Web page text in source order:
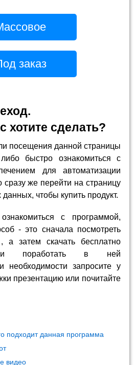
заказ
хотите сделать?
посещения данной страницы
быстро ознакомиться с
для автоматизации
сразу же перейти на страницу
чтобы купить продукт.
с программой,
- это сначала посмотреть
, а затем скачать бесплатно
в ней
необходимости запросите у
презентацию или почитайте
подходит данная программа
видео